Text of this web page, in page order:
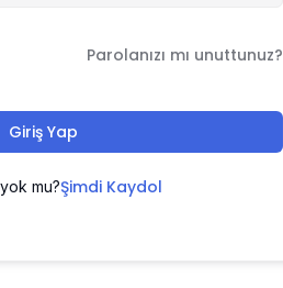
Parolanızı mı unuttunuz?
Giriş Yap
mu?Şimdi Kaydol